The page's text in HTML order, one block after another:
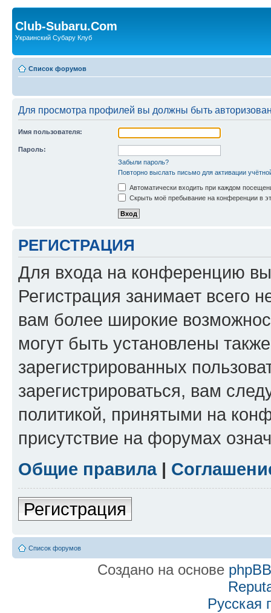
Club-Subaru.Com
Украинский Субару Клуб
Список форумов
Для просмотра профилей вы должны быть
Имя пользователя:
Пароль:
Забыли пароль?
Повторно выслать письмо для активации
Автоматически входить при каждом
Скрыть моё пребывание на конференции в
РЕГИСТРАЦИЯ
Для входа на конференцию
Регистрация занимает всего
вам более широкие
могут быть установлены
зарегистрированных
зарегистрироваться, вам
политикой, принятыми на
присутствие на форумах
Общие правила|
Регистрация
Список форумов
Создано на основе phpBB
Русская